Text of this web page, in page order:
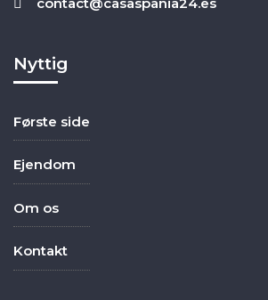
Nyttig
Første side
Ejendom
Om os
Kontakt